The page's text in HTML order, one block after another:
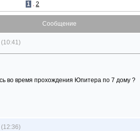
1 . 2
Сообщение
во время прохождения Юпитера по 7 дому ?